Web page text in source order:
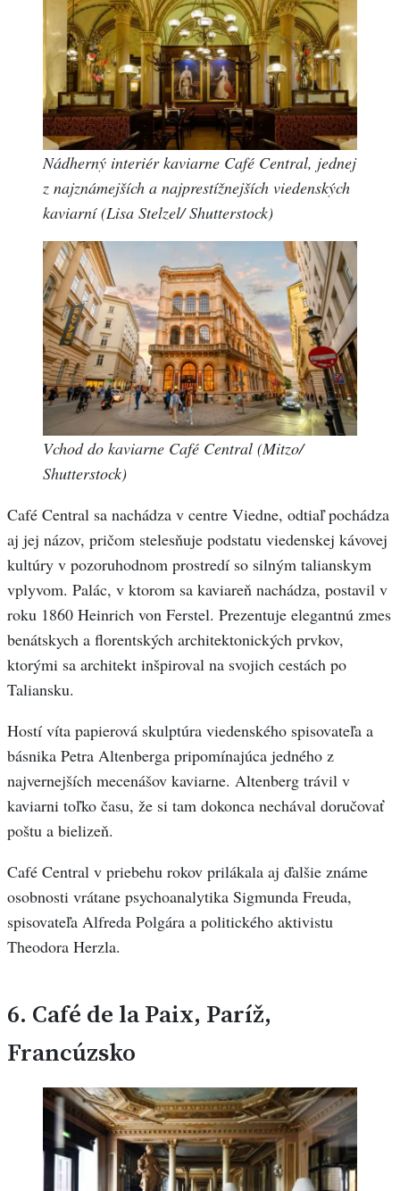
Nádherný interiér kaviarne Café Central, jednej
z najznámejších a najprestížnejších viedenských
kaviarní (Lisa Stelzel/ Shutterstock)
Vchod do kaviarne Café Central (Mitzo/
Shutterstock)
Café Central sa nachádza v centre Viedne, odtiaľ pochádza
aj jej názov, pričom stelesňuje podstatu viedenskej kávovej
kultúry v pozoruhodnom prostredí so silným talianskym
vplyvom. Palác, v ktorom sa kaviareň nachádza, postavil v
roku 1860 Heinrich von Ferstel. Prezentuje elegantnú zmes
benátskych a florentských architektonických prvkov,
ktorými sa architekt inšpiroval na svojich cestách po
Taliansku.
Hostí víta papierová skulptúra viedenského spisovateľa a
básnika Petra Altenberga pripomínajúca jedného z
najvernejších mecenášov kaviarne. Altenberg trávil v
kaviarni toľko času, že si tam dokonca nechával doručovať
poštu a bielizeň.
Café Central v priebehu rokov prilákala aj ďalšie známe
osobnosti vrátane psychoanalytika Sigmunda Freuda,
spisovateľa Alfreda Polgára a politického aktivistu
Theodora Herzla.
6. Café de la Paix, Paríž,
Francúzsko